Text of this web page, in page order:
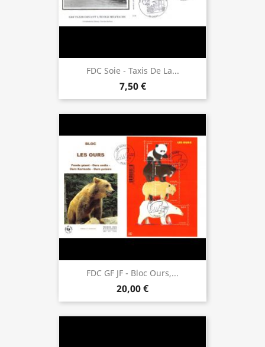
FDC Soie - Taxis De La...
7,50 €
FDC GF JF - Bloc Ours,...
20,00 €